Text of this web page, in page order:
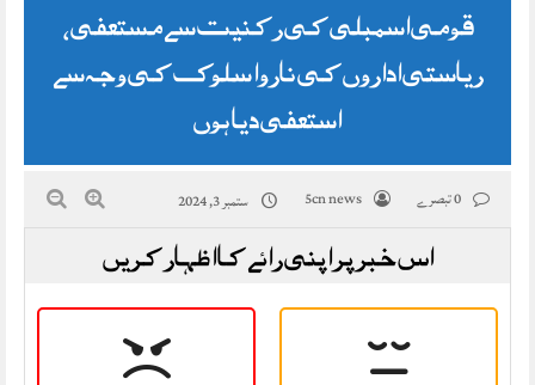
قومی اسمبلی کی رکنیت سے مستعفی،
ریاستی اداروں کی ناروا سلوک کی وجہ سے
استعفی دیا ہوں
5cn news ستمبر 3, 2024
اس خبر پر اپنی رائے کا اظہار کریں